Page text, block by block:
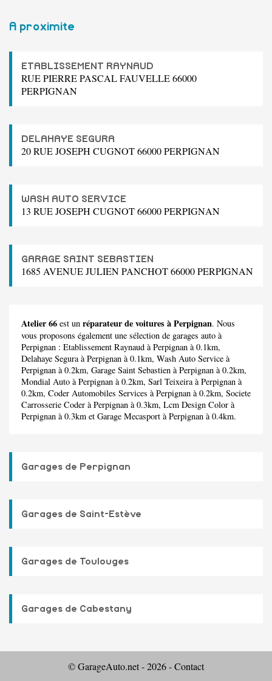
A proximite
ETABLISSEMENT RAYNAUD
RUE PIERRE PASCAL FAUVELLE 66000
PERPIGNAN
DELAHAYE SEGURA
20 RUE JOSEPH CUGNOT 66000 PERPIGNAN
WASH AUTO SERVICE
13 RUE JOSEPH CUGNOT 66000 PERPIGNAN
GARAGE SAINT SEBASTIEN
1685 AVENUE JULIEN PANCHOT 66000 PERPIGNAN
Atelier 66 est un réparateur de voitures à Perpignan. Nous
vous proposons également une sélection de garages auto à
Perpignan : Etablissement Raynaud à Perpignan à 0.1km,
Delahaye Seguraà Perpignan à 0.1km, Wash Auto Service à
Perpignan à 0.2km, Garage Saint Sebastien à Perpignan à 0.2km,
Mondial Auto à Perpignan à 0.2km, Sarl Teixeiraà Perpignan à
0.2km, Coder Automobiles Services à Perpignan à 0.2km, Societe
Carrosserie Coder à Perpignan à 0.3km, Lcm Design Color à
Perpignan à 0.3km et Garage Mecasport à Perpignan à 0.4km.
Garages de Perpignan
Garages de Saint-Estève
Garages de Toulouges
Garages de Cabestany
© GarageAuto.net - 2026 -Contact